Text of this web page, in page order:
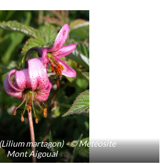
martagon) - © Météosite
Mont Aigoual